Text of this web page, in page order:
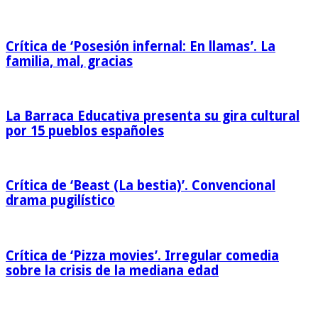
Crítica de ‘Posesión infernal: En llamas’. La
familia, mal, gracias
La Barraca Educativa presenta su gira cultural
por 15 pueblos españoles
Crítica de ‘Beast (La bestia)’. Convencional
drama pugilístico
Crítica de ‘Pizza movies’. Irregular comedia
sobre la crisis de la mediana edad